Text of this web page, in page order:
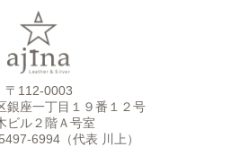
〒112-0003
銀座一丁目１９番１２号
ビル２階Ａ号室
6994（代表 川上）